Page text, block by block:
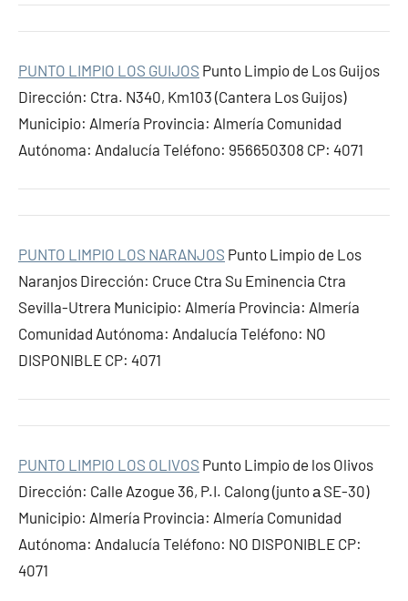
PUNTO LIMPIO LOS GUIJOS Punto Limpio de Los Guijos
Dirección: Ctra. N340, Km103 (Cantera Los Guijos)
Municipio: Almería Provincia: Almería Comunidad
Autónoma: Andalucía Teléfono: 956650308 CP: 4071
PUNTO LIMPIO LOS NARANJOS Punto Limpio de Los
Naranjos Dirección: Cruce Ctra Su Eminencia Ctra
Sevilla-Utrera Municipio: Almería Provincia: Almería
Comunidad Autónoma: Andalucía Teléfono: NO
DISPONIBLE CP: 4071
PUNTO LIMPIO LOS OLIVOS Punto Limpio de los Olivos
Dirección: Calle Azogue 36, P.I. Calong (junto а SE-30)
Municipio: Almería Provincia: Almería Comunidad
Autónoma: Andalucía Teléfono: NO DISPONIBLE CP:
4071